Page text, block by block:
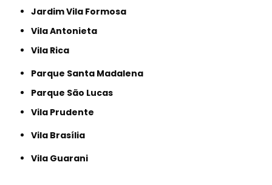
Jardim Vila Formosa
Vila Antonieta
Vila Rica
Parque Santa Madalena
Parque São Lucas
Vila Prudente
Vila Brasília
Vila Guarani